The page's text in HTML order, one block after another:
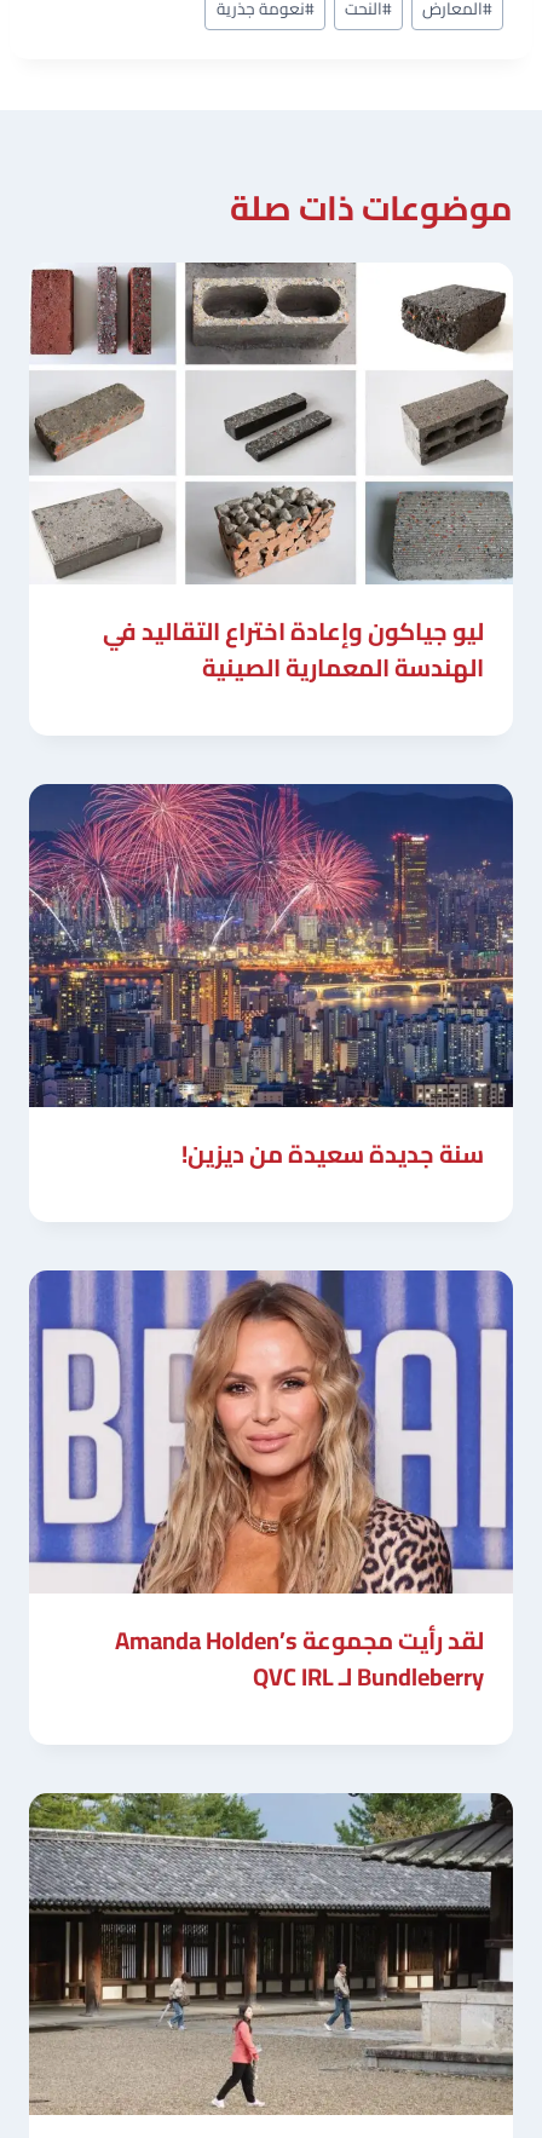
المقال:
#المعارض #النحت #نعومة جذرية
موضوعات ذات صلة
ليو جياكون وإعادة اختراع التقاليد في
الهندسة المعمارية الصينية
سنة جديدة سعيدة من ديزين!
لقد رأيت مجموعة Amanda Holden’s
Bundleberry لـ QVC IRL